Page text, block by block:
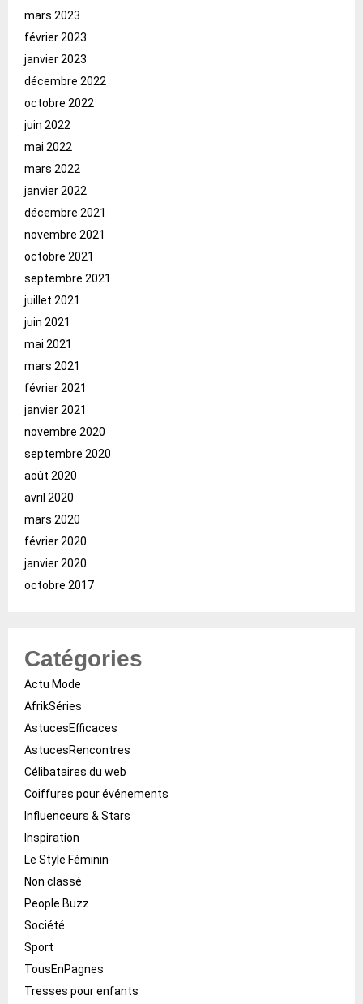
mars 2023
février 2023
janvier 2023
décembre 2022
octobre 2022
juin 2022
mai 2022
mars 2022
janvier 2022
décembre 2021
novembre 2021
octobre 2021
septembre 2021
juillet 2021
juin 2021
mai 2021
mars 2021
février 2021
janvier 2021
novembre 2020
septembre 2020
août 2020
avril 2020
mars 2020
février 2020
janvier 2020
octobre 2017
Catégories
Actu Mode
AfrikSéries
AstucesEfficaces
AstucesRencontres
Célibataires du web
Coiffures pour événements
Influenceurs & Stars
Inspiration
Le Style Féminin
Non classé
People Buzz
Société
Sport
TousEnPagnes
Tresses pour enfants